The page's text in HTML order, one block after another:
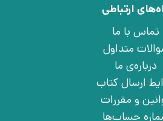
ارتباطی
تماس با ما
متداول
درباره‌ی ما
ارسال کتاب
و مقررات
حساب‌ها